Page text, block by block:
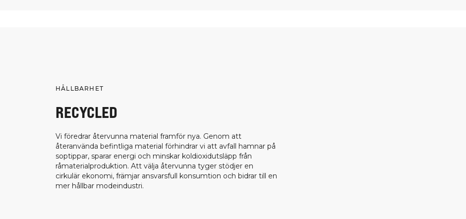
HÅLLBARHET
RECYCLED
Vi föredrar återvunna material framför nya. Genom att
återanvända befintliga material förhindrar vi att avfall hamnar på
soptippar, sparar energi och minskar koldioxidutsläpp från
råmaterialproduktion. Att välja återvunna tyger stödjer en
cirkulär ekonomi, främjar ansvarsfull konsumtion och bidrar till en
mer hållbar modeindustri.